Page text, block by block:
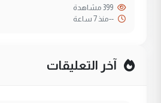
--منذ 7 ساعة
آخر التعليقات